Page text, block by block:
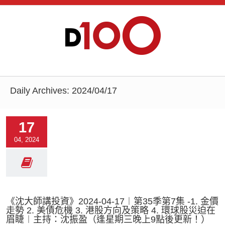
Daily Archives: 2024/04/17
17
04, 2024
《沈大師講投資》2024-04-17︱第35季第7集 -1. 金價
走勢 2. 美債危機 3. 港股方向及策略 4. 環球股災迫在
眉睫︱主持：沈振盈（逢星期三晚上9點後更新！）